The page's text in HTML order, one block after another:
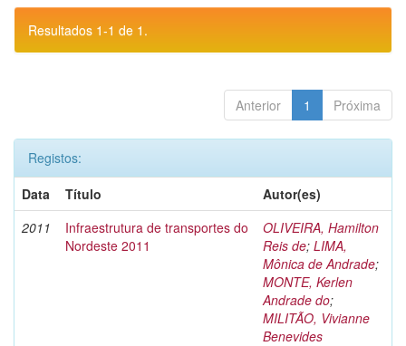
Resultados 1-1 de 1.
Anterior 1 Próxima
Registos:
Data
Título
Autor(es)
2011
Infraestrutura de transportes do
Nordeste 2011
OLIVEIRA, Hamilton
Reis de; LIMA,
Mônica de Andrade;
MONTE, Kerlen
Andrade do;
MILITÃO, Vivianne
Benevides